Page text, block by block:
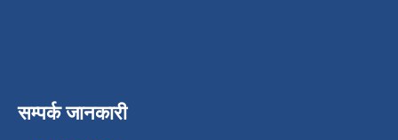
सम्पर्क जानकारी